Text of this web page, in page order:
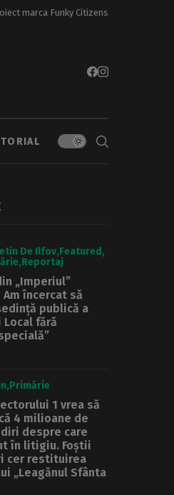
marca Funky Citizens
De Ilfov Featured
Reportaj
„Imperiul”
încercat să
publică a
Local fără
Primărie
1 vrea să
4 milioane de
despre care
în litigiu. Foștii
cer restituirea
„Leagănul Sfânta